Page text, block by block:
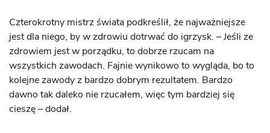
Czterokrotny mistrz świata podkreślił, że najważniejsze
jest dla niego, by w zdrowiu dotrwać do igrzysk. – Jeśli ze
zdrowiem jest w porządku, to dobrze rzucam na
wszystkich zawodach. Fajnie wynikowo to wygląda, bo to
kolejne zawody z bardzo dobrym rezultatem. Bardzo
dawno tak daleko nie rzucałem, więc tym bardziej się
cieszę – dodał.